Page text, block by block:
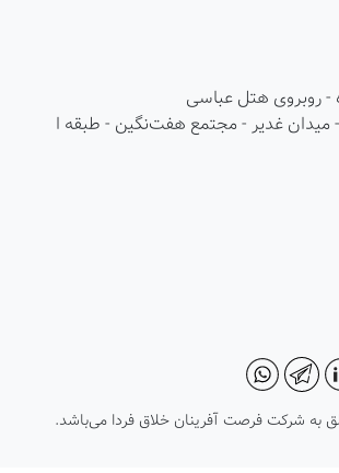
روبروی هتل عباسی
غدیر - مجتمع هفت‌نگین - طبقه ا
به شرکت فرصت آفرینان خلاق فردا می‌باشد.